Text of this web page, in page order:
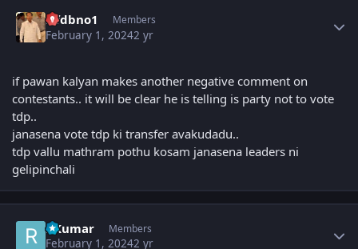
Nfdbno1 Members
February 1, 20242 yr
if pawan kalyan makes another negative comment on
contestants.. it will be clear he is telling is party not to vote
tdp..
janasena vote tdp ki transfer avakudadu..
tdp vallu mathram pothu kosam janasena leaders ni
gelipinchali
RKumar Members
February 1, 20242 yr